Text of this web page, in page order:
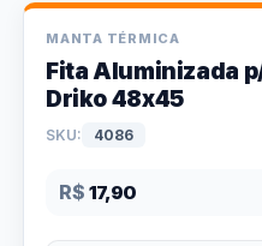
MANTA TÉRMICA
Fita Aluminizada
Driko 48x45
SKU: 4086
R$ 17,90